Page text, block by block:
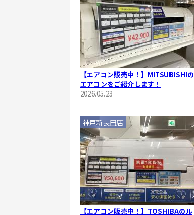
【エアコン販売中！】MITSUBISHIの
エアコンをご紹介します！
2026.05.23
【エアコン販売中！】TOSHIBAのル
神戸新長田店